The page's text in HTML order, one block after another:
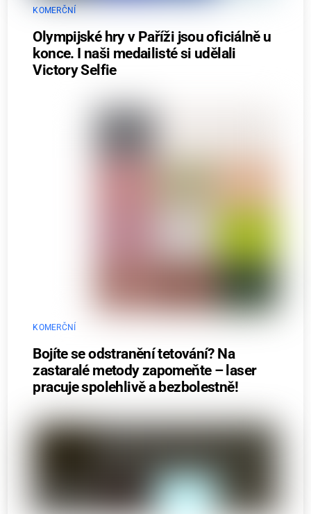
KOMERČNÍ
Olympijské hry v Paříži jsou oficiálně u
konce. I naši medailisté si udělali
Victory Selfie
KOMERČNÍ
Bojíte se odstranění tetování? Na
zastaralé metody zapomeňte – laser
pracuje spolehlivě a bezbolestně!